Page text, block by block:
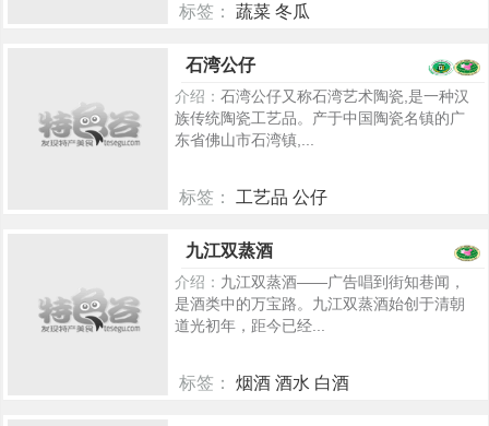
标签： 蔬菜 冬瓜
石湾公仔
介绍： 石湾公仔又称石湾艺术陶瓷,是一种汉
族传统陶瓷工艺品。产于中国陶瓷名镇的广
东省佛山市石湾镇,...
标签： 工艺品 公仔
九江双蒸酒
介绍： 九江双蒸酒——广告唱到街知巷闻，
是酒类中的万宝路。九江双蒸酒始创于清朝
道光初年，距今已经...
标签： 烟酒 酒水 白酒